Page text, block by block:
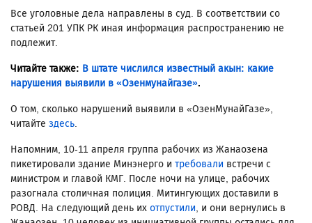
Все уголовные дела направлены в суд. В соответствии со
статьей 201 УПК РК иная информация распространению не
подлежит.
Читайте также: В штате числился известный акын: какие
нарушения выявили в «Озенмунайгазе».
О том, сколько нарушений выявили в «ОзенМунайГазе»,
читайте здесь.
Напомним, 10-11 апреля группа рабочих из Жанаозена
пикетировали здание Минэнерго и требовали встречи с
министром и главой КМГ. После ночи на улице, рабочих
разогнала столичная полиция. Митингующих доставили в
РОВД. На следующий день их отпустили, и они вернулись в